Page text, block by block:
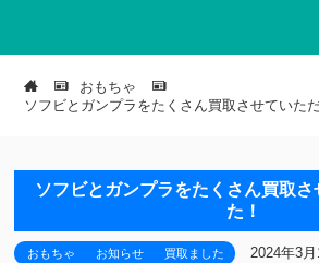
おもちゃ
ソフビとガンプラをたくさん買取させていた
ソフビとガンプラをたくさん買取さ
た！
おもちゃ お知らせ 買取ました 2024年3月